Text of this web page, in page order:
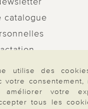
catalogue
utilise des
votre consentement,
votre
tous les